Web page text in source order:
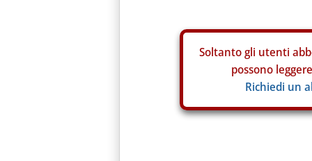
Soltanto gli utenti
possono
Richiedi un